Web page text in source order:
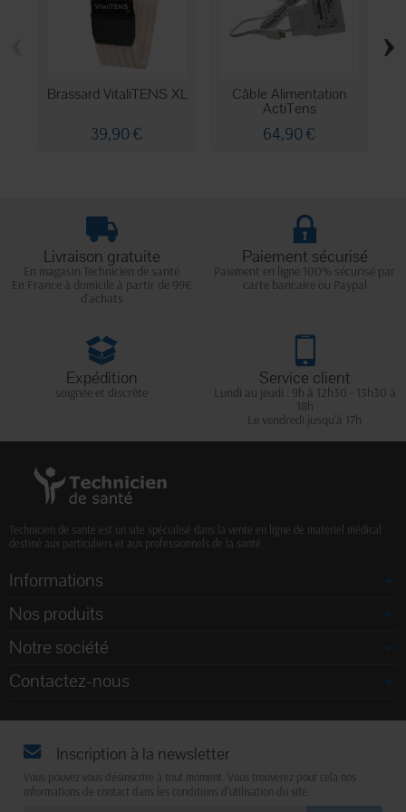
Brassard VitaliTENS XL
39,90 €
Câble Alimentation
ActiTens
64,90 €
›
Livraison gratuite
En magasin Technicien de santé
En France à domicile à partir de 99€
d'achats
Paiement sécurisé
Paiement en ligne 100% sécurisé par
carte bancaire ou Paypal
Expédition
soignée et discrète
Service client
Lundi au jeudi : 9h à 12h30 - 13h30 à
18h
Le vendredi jusqu'à 17h
Technicien de santé est un site spécialisé dans la vente en ligne de matériel médical
destiné aux particuliers et aux professionnels de la santé.
Informations
Nos produits
Notre société
Contactez-nous
Inscription à la newsletter
Vous pouvez vous désinscrire à tout moment. Vous trouverez pour cela nos
informations de contact dans les conditions d'utilisation du site.